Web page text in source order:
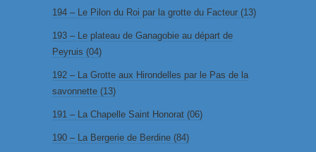
194 – Le Pilon du Roi par la grotte du Facteur (13)
193 – Le plateau de Ganagobie au départ de
Peyruis (04)
192 – La Grotte aux Hirondelles par le Pas de la
savonnette (13)
191 – La Chapelle Saint Honorat (06)
190 – La Bergerie de Berdine (84)